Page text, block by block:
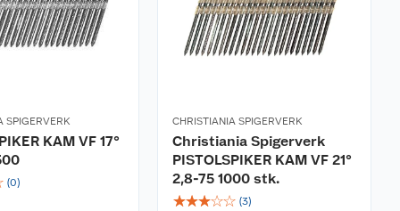
SPIGERVERK
KAM VF 17°
(0)
CHRISTIANIA SPIGERVERK
Christiania Spigerverk
PISTOLSPIKER KAM VF 21°
2,8-75 1000 stk.
☆☆☆☆☆ (3)